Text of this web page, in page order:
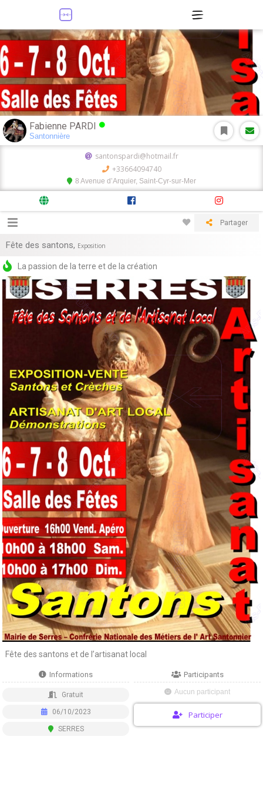
Fabienne PARDI
Santonnière
santonspardi@hotmail.fr
+33664094740
8 Avenue d’Arquier, Saint-Cyr-sur-Mer
Partager
Fête des santons, Exposition
La passion de la terre et de la création
Fête des santons et de l’artisanat local
Informations
Gratuit
06/10/2023
SERRES
Participants
Aucun participant
Participer